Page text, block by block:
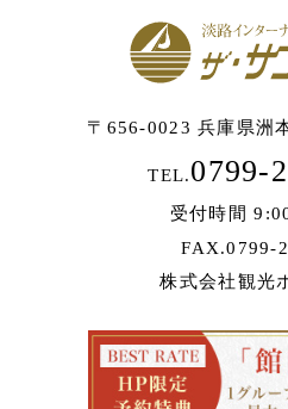
〒656-0023 兵庫県洲
TEL.0799-
受付時間
FAX.0799-
株式会社観光